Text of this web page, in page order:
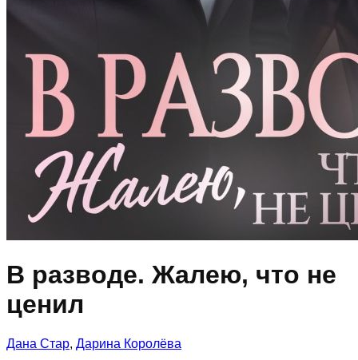
В разводе. Жалею, что не
ценил
Дана Стар, Дарина Королёва